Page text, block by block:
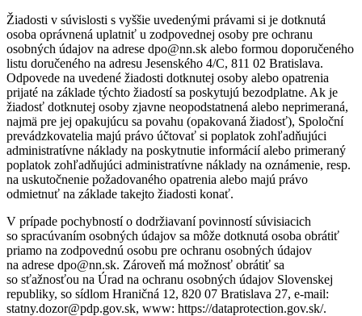
Žiadosti v súvislosti s vyššie uvedenými právami si je dotknutá
osoba oprávnená uplatniť u zodpovednej osoby pre ochranu
osobných údajov na adrese dpo@nn.sk alebo formou doporučeného
listu doručeného na adresu Jesenského 4/C, 811 02 Bratislava.
Odpovede na uvedené žiadosti dotknutej osoby alebo opatrenia
prijaté na základe týchto žiadostí sa poskytujú bezodplatne. Ak je
žiadosť dotknutej osoby zjavne neopodstatnená alebo neprimeraná,
najmä pre jej opakujúcu sa povahu (opakovaná žiadosť), Spoloční
prevádzkovatelia majú právo účtovať si poplatok zohľadňujúci
administratívne náklady na poskytnutie informácií alebo primeraný
poplatok zohľadňujúci administratívne náklady na oznámenie, resp.
na uskutočnenie požadovaného opatrenia alebo majú právo
odmietnuť na základe takejto žiadosti konať.
V prípade pochybností o dodržiavaní povinností súvisiacich
so spracúvaním osobných údajov sa môže dotknutá osoba obrátiť
priamo na zodpovednú osobu pre ochranu osobných údajov
na adrese dpo@nn.sk. Zároveň má možnosť obrátiť sa
so sťažnosťou na Úrad na ochranu osobných údajov Slovenskej
republiky, so sídlom Hraničná 12, 820 07 Bratislava 27, e-mail:
statny.dozor@pdp.gov.sk, www: https://dataprotection.gov.sk/.